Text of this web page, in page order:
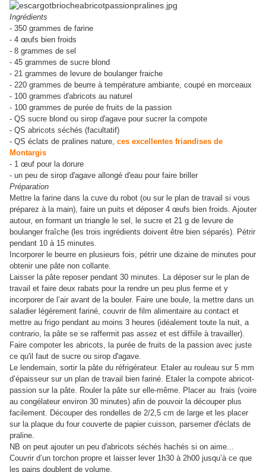
Ingrédients
- 350 grammes de farine
- 4 œufs bien froids
- 8 grammes de sel
- 45 grammes de sucre blond
- 21 grammes de levure de boulanger fraiche
- 220 grammes de beurre à température ambiante, coupé en morceaux
- 100 grammes d'abricots au naturel
- 100 grammes de purée de fruits de la passion
- QS sucre blond ou sirop d'agave pour sucrer la compote
- QS abricots séchés (facultatif)
- QS éclats de pralines nature, ces excellentes friandises de
Montargis
- 1 œuf pour la dorure
- un peu de sirop d'agave allongé d'eau pour faire briller
Préparation
Mettre la farine dans la cuve du robot (ou sur le plan de travail si vous
préparez à la main), faire un puits et déposer 4 œufs bien froids. Ajouter
autour, en formant un triangle le sel, le sucre et 21 g de levure de
boulanger fraîche (les trois ingrédients doivent être bien séparés). Pétrir
pendant 10 à 15 minutes.
Incorporer le beurre en plusieurs fois, pétrir une dizaine de minutes pour
obtenir une pâte non collante.
Laisser la pâte reposer pendant 30 minutes. La déposer sur le plan de
travail et faire deux rabats pour la rendre un peu plus ferme et y
incorporer de l’air avant de la bouler. Faire une boule, la mettre dans un
saladier légèrement fariné, couvrir de film alimentaire au contact et
mettre au frigo pendant au moins 3 heures (idéalement toute la nuit, a
contrario, la pâte se se raffermit pas assez et est diffiile à travailler).
Faire compoter les abricots, la purée de fruits de la passion avec juste
ce qu'il faut de sucre ou sirop d'agave.
Le lendemain, sortir la pâte du réfrigérateur. Etaler au rouleau sur 5 mm
d’épaisseur sur un plan de travail bien fariné. Etaler la compote abricot-
passion sur la pâte. Rouler la pâte sur elle-même. Placer au frais (voire
au congélateur environ 30 minutes) afin de pouvoir la découper plus
facilement. Découper des rondelles de 2/2,5 cm de large et les placer
sur la plaque du four couverte de papier cuisson, parsemer d'éclats de
praline.
NB on peut ajouter un peu d'abricots séchés hachés si on aime...
Couvrir d’un torchon propre et laisser lever 1h30 à 2h00 jusqu’à ce que
les pains doublent de volume.